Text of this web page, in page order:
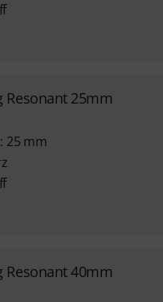
Resonant 25mm
25 mm
Resonant 40mm